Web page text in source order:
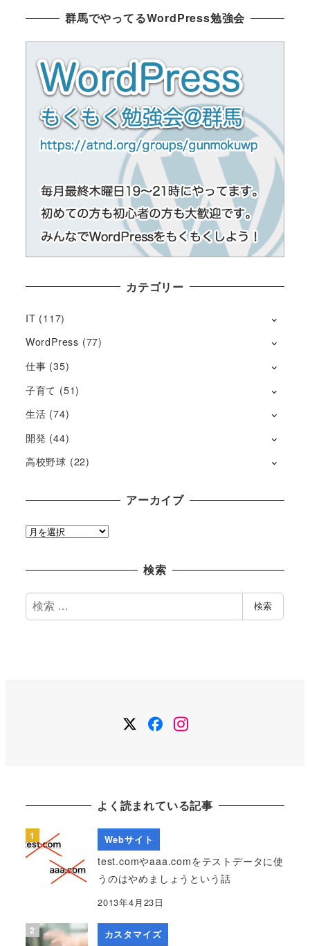
群馬でやってるWordPress勉強会
カテゴリー
IT (117)
WordPress (77)
仕事 (35)
子育て (51)
生活 (74)
開発 (44)
高校野球 (22)
アーカイブ
ア
ブ
検索
検
索
検索
Twitter
Facebook
Instagram
よく読まれている記事
Webサイト
test.comやaaa.comをテストデータに使
うのはやめましょうという話
2013年4月23日
カスタマイズ